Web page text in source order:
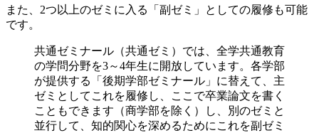
また、2つ以上のゼミに入る「副ゼミ」としての履修も可能
です。
共通ゼミナール（共通ゼミ）では、全学共通教育
の学問分野を3～4年生に開放しています。各学部
が提供する「後期学部ゼミナール」に替えて、主
ゼミとしてこれを履修し、ここで卒業論文を書く
こともできます（商学部を除く）し、別のゼミと
並行して、知的関心を深めるためにこれを副ゼミ